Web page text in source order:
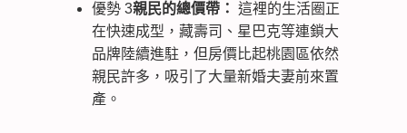
優勢 3親民的總價帶： 這裡的生活圈正
在快速成型，藏壽司、星巴克等連鎖大
品牌陸續進駐，但房價比起桃園區依然
親民許多，吸引了大量新婚夫妻前來置
產。